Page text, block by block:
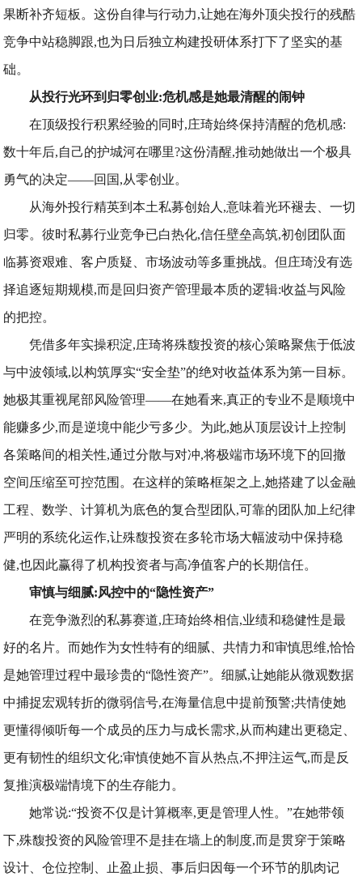
果断补齐短板。这份自律与行动力,让她在海外顶尖投行的残酷
竞争中站稳脚跟,也为日后独立构建投研体系打下了坚实的基
础。
从投行光环到归零创业:危机感是她最清醒的闹钟
在顶级投行积累经验的同时,庄琦始终保持清醒的危机感:
数十年后,自己的护城河在哪里?这份清醒,推动她做出一个极具
勇气的决定——回国,从零创业。
从海外投行精英到本土私募创始人,意味着光环褪去、一切
归零。彼时私募行业竞争已白热化,信任壁垒高筑,初创团队面
临募资艰难、客户质疑、市场波动等多重挑战。但庄琦没有选
择追逐短期规模,而是回归资产管理最本质的逻辑:收益与风险
的把控。
凭借多年实操积淀,庄琦将殊馥投资的核心策略聚焦于低波
与中波领域,以构筑厚实“安全垫”的绝对收益体系为第一目标。
她极其重视尾部风险管理——在她看来,真正的专业不是顺境中
能赚多少,而是逆境中能少亏多少。为此,她从顶层设计上控制
各策略间的相关性,通过分散与对冲,将极端市场环境下的回撤
空间压缩至可控范围。在这样的策略框架之上,她搭建了以金融
工程、数学、计算机为底色的复合型团队,可靠的团队加上纪律
严明的系统化运作,让殊馥投资在多轮市场大幅波动中保持稳
健,也因此赢得了机构投资者与高净值客户的长期信任。
审慎与细腻:风控中的“隐性资产”
在竞争激烈的私募赛道,庄琦始终相信,业绩和稳健性是最
好的名片。而她作为女性特有的细腻、共情力和审慎思维,恰恰
是她管理过程中最珍贵的“隐性资产”。细腻,让她能从微观数据
中捕捉宏观转折的微弱信号,在海量信息中提前预警;共情使她
更懂得倾听每一个成员的压力与成长需求,从而构建出更稳定、
更有韧性的组织文化;审慎使她不盲从热点,不押注运气,而是反
复推演极端情境下的生存能力。
她常说:“投资不仅是计算概率,更是管理人性。”在她带领
下,殊馥投资的风险管理不是挂在墙上的制度,而是贯穿于策略
设计、仓位控制、止盈止损、事后归因每一个环节的肌肉记